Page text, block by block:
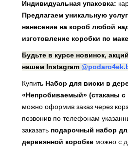
Индивидуальная упаковка:
Предлагаем уникальную
нанесение на короб любой
изготовление коробки по
Будьте в курсе новинок,
нашем Instagram
Купить Набор для виски в
«Непробиваемый» (стаканы с
можно оформив заказ через
позвонив по телефонам
заказать подарочный набор
деревянной коробке можно с